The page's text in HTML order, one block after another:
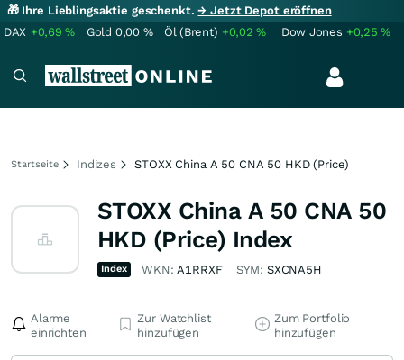
🎁 Ihre Lieblingsaktie geschenkt.→ Jetzt Depot eröffnen
DAX +0,69% Gold 0,00 % Öl (Brent) +0,02% Dow Jones +0,25%
Startseite Indizes STOXX China A 50 CNA 50 HKD (Price)
STOXX China A 50 CNA 50
HKD (Price) Index
Index WKN:A1RRXF SYM: SXCNA5H
Alarme
einrichten
Zur Watchlist
hinzufügen
Zum Portfolio
hinzufügen